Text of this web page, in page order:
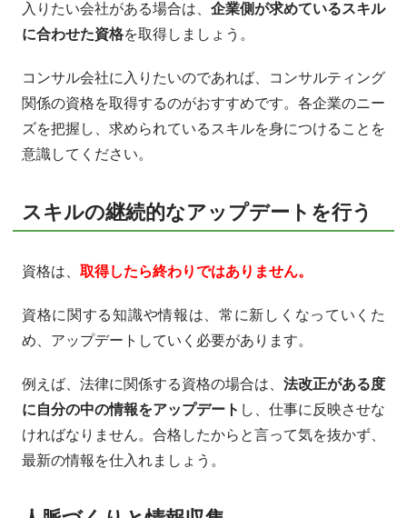
入りたい会社がある場合は、 企業側が求めているスキル
に合わせた資格を取得しましょう。
コンサル会社に入りたいのであれば、コンサルティング
関係の資格を取得するのがおすすめです。各企業のニー
ズを把握し、求められているスキルを身につけることを
意識してください。
スキルの継続的なアップデートを行う
資格は、 取得したら終わりではありません。
資格に関する知識や情報は、常に新しくなっていくた
め、アップデートしていく必要があります。
例えば、法律に関係する資格の場合は、 法改正がある度
に自分の中の情報をアップデート し、仕事に反映させな
ければなりません。合格したからと言って気を抜かず、
最新の情報を仕入れましょう。